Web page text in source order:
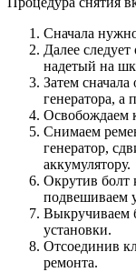
Сначала
Далее
надетый на
Затем
генератора,
Освобождаем
Снимаем
генератор,
аккумулятору.
Окрутив болт
подвешиваем
Выкручиваем
установки.
Отсоединив
ремонта.